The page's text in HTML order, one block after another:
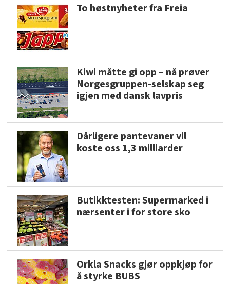
To høstnyheter fra Freia
Kiwi måtte gi opp – nå prøver
Norgesgruppen-selskap seg
igjen med dansk lavpris
Dårligere pantevaner vil
koste oss 1,3 milliarder
Butikktesten: Supermarked i
nærsenter i for store sko
Orkla Snacks gjør oppkjøp for
å styrke BUBS